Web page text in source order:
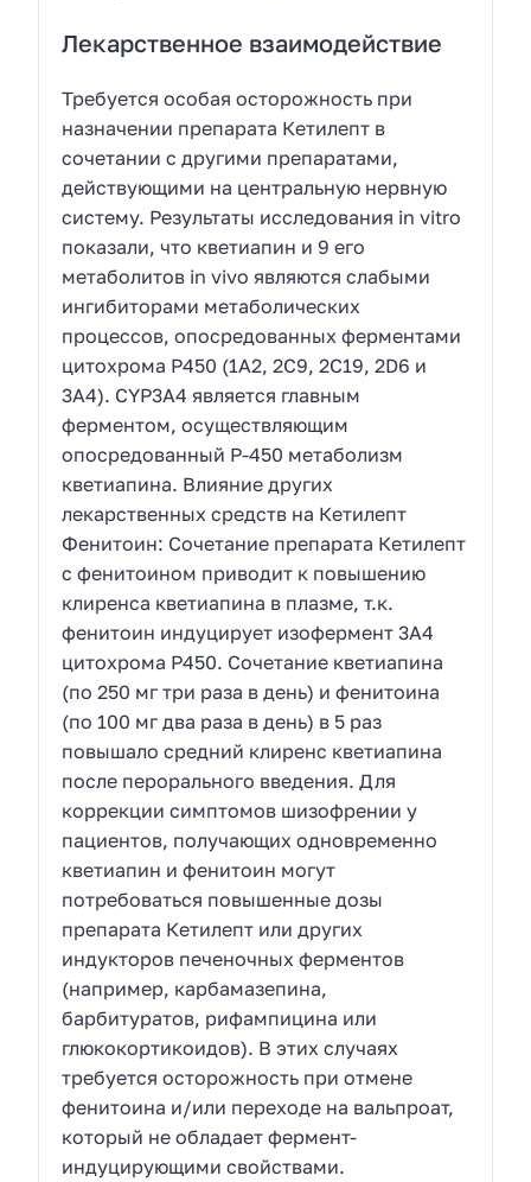
Лекарственное взаимодействие
Требуется особая осторожность при
назначении препарата Кетилепт в
сочетании с другими препаратами,
действующими на центральную нервную
систему. Результаты исследования in vitro
показали, что кветиапин и 9 его
метаболитов in vivo являются слабыми
ингибиторами метаболических
процессов, опосредованных ферментами
цитохрома P450 (1A2, 2C9, 2C19, 2D6 и
3A4). CYP3A4 является главным
ферментом, осуществляющим
опосредованный P-450 метаболизм
кветиапина. Влияние других
лекарственных средств на Кетилепт
Фенитоин: Сочетание препарата Кетилепт
с фенитоином приводит к повышению
клиренса кветиапина в плазме, т.к.
фенитоин индуцирует изофермент 3A4
цитохрома P450. Сочетание кветиапина
(по 250 мг три раза в день) и фенитоина
(по 100 мг два раза в день) в 5 раз
повышало средний клиренс кветиапина
после перорального введения. Для
коррекции симптомов шизофрении у
пациентов, получающих одновременно
кветиапин и фенитоин могут
потребоваться повышенные дозы
препарата Кетилепт или других
индукторов печеночных ферментов
(например, карбамазепина,
барбитуратов, рифампицина или
глюкокортикоидов). В этих случаях
требуется осторожность при отмене
фенитоина и/или переходе на вальпроат,
который не обладает фермент-
индуцирующими свойствами.